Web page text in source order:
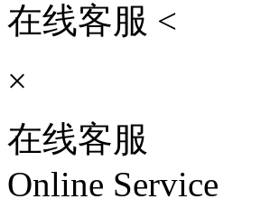
在线客服 <
×
在线客服
Online Service